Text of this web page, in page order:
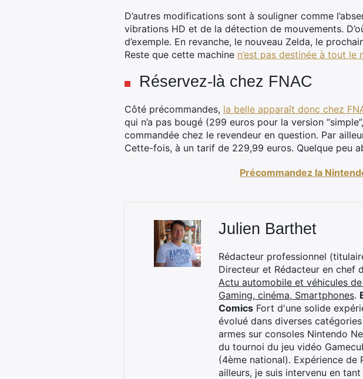
D’autres modifications sont à souligner comme
vibrations HD et de la détection de mouvements.
d’exemple. En revanche, le nouveau Zelda, le
Reste que cette machine n’est pas destinée à tout le
Réservez-là chez FNAC
Côté précommandes, la belle apparaît donc chez
qui n’a pas bougé (299 euros pour la version
commandée chez le revendeur en question. Par
Cette-fois, à un tarif de 229,99 euros. Quelque peu
Précommandez la
Julien Barthet
Rédacteur professionnel
Directeur et Rédacteur en chef
Actu automobile et véhicules
Gaming, cinéma, Smartphones.
Comics Fort d'une solide
évolué dans diverses
armes sur consoles Nintendo
du tournoi du jeu vidéo
(4ème national). Expérience de
ailleurs, je suis intervenu en